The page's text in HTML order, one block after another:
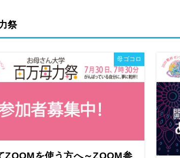
祭
母ゴコロ
ZOOMを使う方へ～ZOOM参